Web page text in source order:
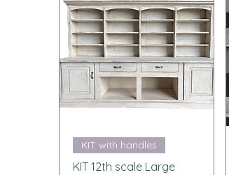
Snabbvisning
KIT with handles
KIT 12th scale Large